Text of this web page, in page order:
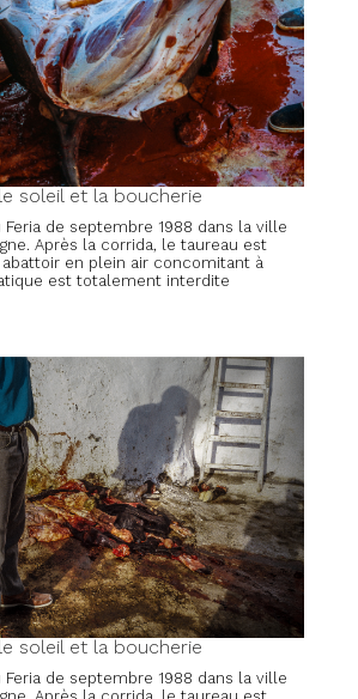
soleil et la boucherie
de septembre 1988 dans la ville
Après la corrida, le taureau est
en plein air concomitant à
est totalement interdite
soleil et la boucherie
de septembre 1988 dans la ville